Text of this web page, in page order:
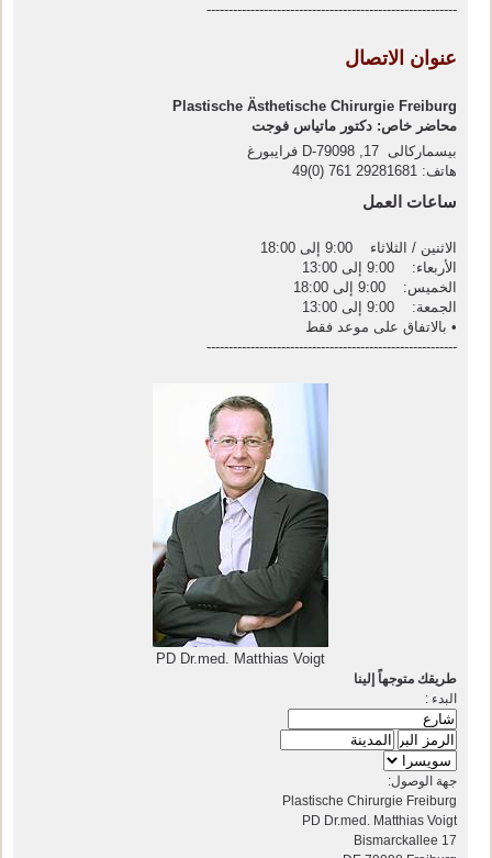
---------------------------------------------------------
عنوان الاتصال
Plastische Ästhetische Chirurgie Freiburg
محاضر خاص: دكتور ماتياس فوجت
بيسماركالى 17, D-79098 فرايبورغ
هاتف: 29281681 761 (0)49
ساعات العمل
الاثنين / الثلاثاء 9:00 إلى 18:00
الأربعاء: 9:00 إلى 13:00
الخميس: 9:00 إلى 18:00
الجمعة: 9:00 إلى 13:00
• بالاتفاق على موعد فقط
---------------------------------------------------------
PD Dr.med. Matthias Voigt
طريقك متوجهاً إلينا
البدء :
جهة الوصول:
Plastische Chirurgie Freiburg
PD Dr.med. Matthias Voigt
Bismarckallee 17